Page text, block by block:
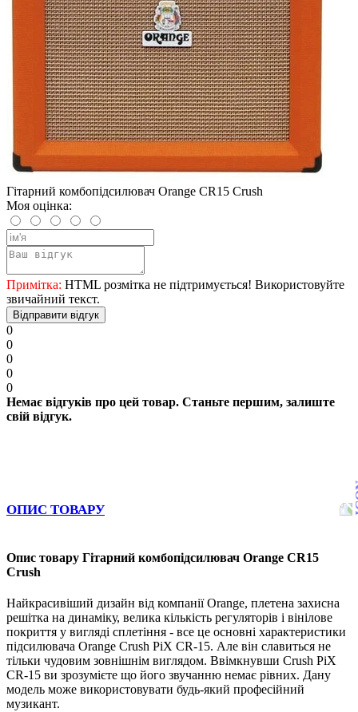
Гітарний комбопідсилювач Orange CR15 Crush
Моя оцінка:
Примітка: HTML розмітка не підтримується! Використовуйте
звичайний текст.
Відправити відгук
0
0
0
0
0
Немає відгуків про цей товар. Станьте першим, залиште
свій відгук.
ОПИС ТОВАРУ
Опис товару Гітарний комбопідсилювач Orange CR15
Crush
Найкрасивіший дизайн від компанії Orange, плетена захисна
решітка на динаміку, велика кількість регуляторів і вінілове
покриття у вигляді сплетіння - все це основні характеристики
підсилювача Orange Crush PiX CR-15. Але він славиться не
тільки чудовим зовнішнім виглядом. Ввімкнувши Crush PiX
CR-15 ви зрозумієте що його звучанню немає рівних. Дану
модель може використовувати будь-який професійний
музикант.